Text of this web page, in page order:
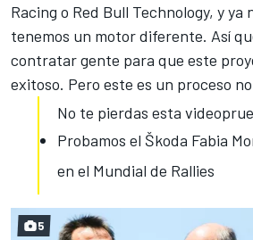
Racing o Red Bull Technology, y ya
tenemos un motor diferente. Así
contratar gente para que este
exitoso. Pero este es un proceso
No te pierdas esta
Probamos el Škoda Fabia
en el Mundial de Rallies
5